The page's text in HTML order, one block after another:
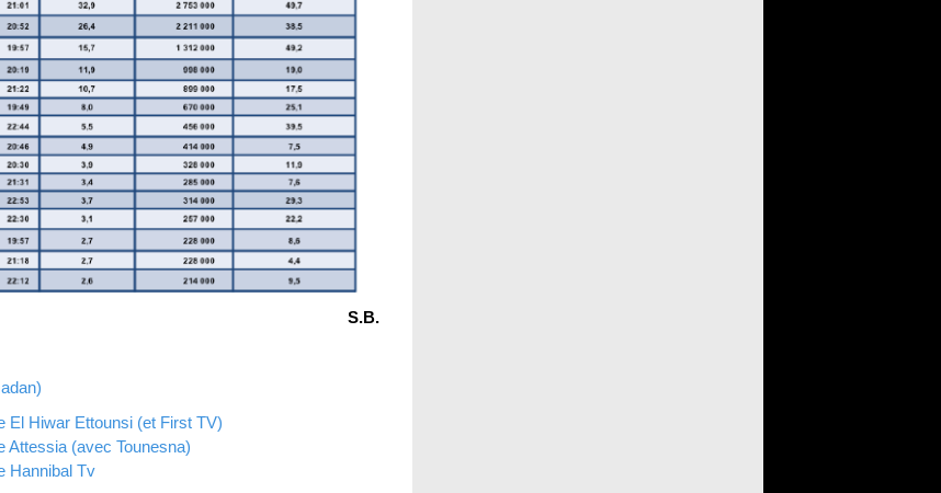
S.B.
El Hiwar Ettounsi (et First TV)
Attessia (avec Tounesna)
Hannibal Tv